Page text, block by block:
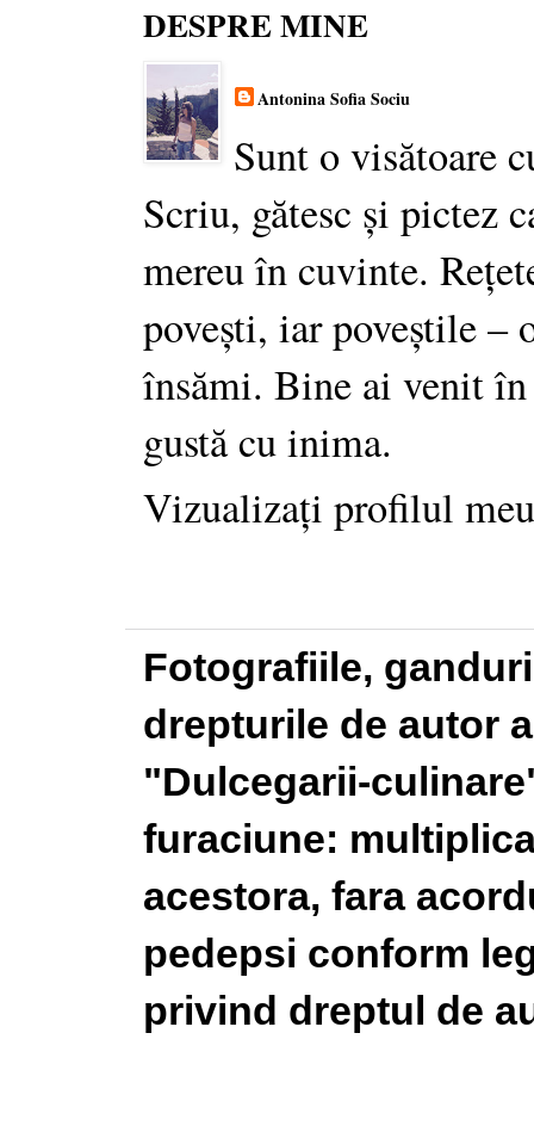
DESPRE MINE
Antonina Sofia Sociu
Sunt o visătoare
Scriu, gătesc și pictez
mereu în cuvinte.
povești, iar poveștile –
însămi. Bine ai venit
gustă cu inima.
Vizualizați profilul
Fotografiile,
drepturile de autor
"Dulcegarii-
furaciune:
acestora, fara
pedepsi conform
privind dreptul de